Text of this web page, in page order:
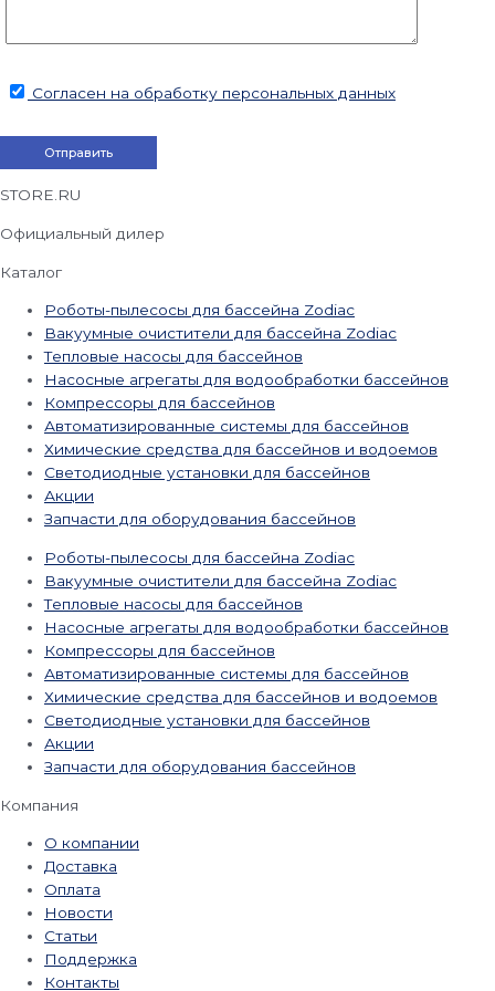
Согласен на обработку персональных данных
STORE.RU
Официальный дилер
Каталог
Роботы-пылесосы для бассейна Zodiac
Вакуумные очистители для бассейна Zodiac
Тепловые насосы для бассейнов
Насосные агрегаты для водообработки бассейнов
Компрессоры для бассейнов
Автоматизированные системы для бассейнов
Химические средства для бассейнов и водоемов
Светодиодные установки для бассейнов
Акции
Запчасти для оборудования бассейнов
Роботы-пылесосы для бассейна Zodiac
Вакуумные очистители для бассейна Zodiac
Тепловые насосы для бассейнов
Насосные агрегаты для водообработки бассейнов
Компрессоры для бассейнов
Автоматизированные системы для бассейнов
Химические средства для бассейнов и водоемов
Светодиодные установки для бассейнов
Акции
Запчасти для оборудования бассейнов
Компания
О компании
Доставка
Оплата
Новости
Статьи
Поддержка
Контакты